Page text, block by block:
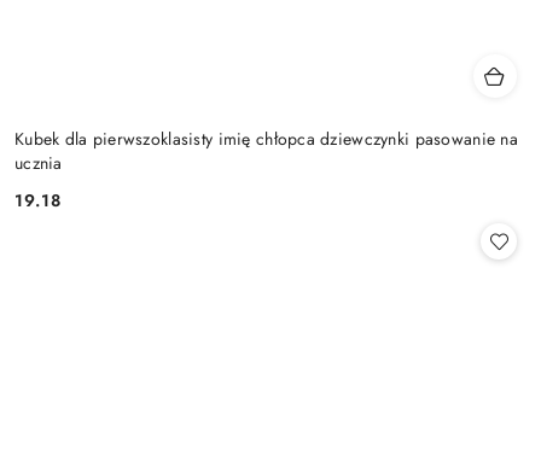
Kubek dla pierwszoklasisty imię chłopca dziewczynki pasowanie na
ucznia
Cena:
19.18